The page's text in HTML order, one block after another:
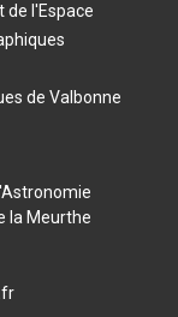
de l'Espace
de Valbonne
la Meurthe